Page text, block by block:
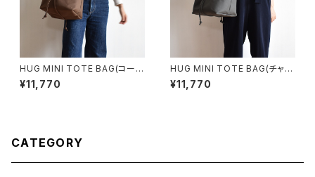
HUG MINI TOTE BAG(コーヒ
ー/ブラウン)
¥11,770
HUG MINI TOTE BAG(チャコ
ール/グレー)
¥11,770
CATEGORY